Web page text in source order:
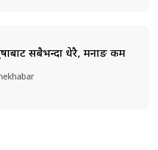
सबैभन्दा धेरै, मनाङ कम